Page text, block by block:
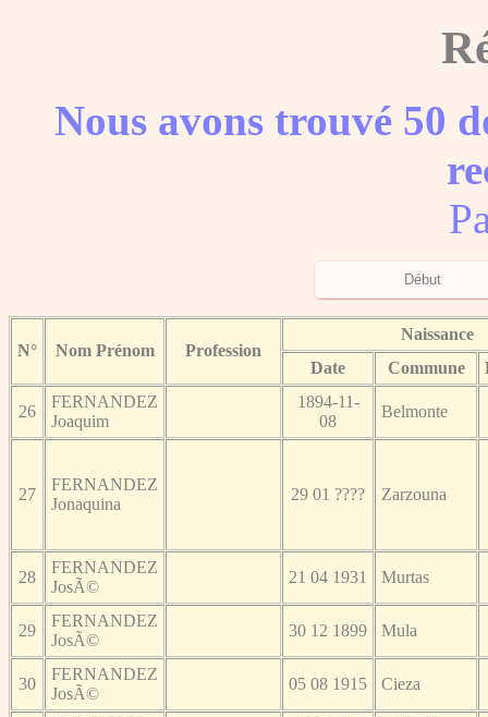
Nous avons trouvé 50
N° Nom Prénom Profession
Naissance
Date
Commune
26
FERNANDEZ
Joaquim
1894-11-
08
Belmonte
27
FERNANDEZ
Jonaquina
29 01 ???? Zarzouna
28
FERNANDEZ
JosÃ©
21 04 1931 Murtas
29
FERNANDEZ
JosÃ©
30 12 1899 Mula
30
FERNANDEZ
JosÃ©
05 08 1915 Cieza